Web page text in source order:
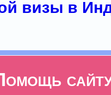
визы в